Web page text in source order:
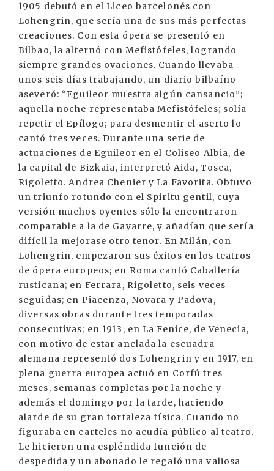
1905 debutó en el Liceo barcelonés con
Lohengrin, que sería una de sus más perfectas
creaciones. Con esta ópera se presentó en
Bilbao, la alternó con Mefistófeles, logrando
siempre grandes ovaciones. Cuando llevaba
unos seis días trabajando, un diario bilbaíno
aseveró: “Eguileor muestra algún cansancio”;
aquella noche representaba Mefistófeles; solía
repetir el Epílogo; para desmentir el aserto lo
cantó tres veces. Durante una serie de
actuaciones de Eguileor en el Coliseo Albia, de
la capital de Bizkaia, interpretó Aida, Tosca,
Rigoletto. Andrea Chenier y La Favorita. Obtuvo
un triunfo rotundo con el Spiritu gentil, cuya
versión muchos oyentes sólo la encontraron
comparable a la de Gayarre, y añadían que sería
difícil la mejorase otro tenor. En Milán, con
Lohengrin, empezaron sus éxitos en los teatros
de ópera europeos; en Roma cantó Caballería
rusticana; en Ferrara, Rigoletto, seis veces
seguidas; en Piacenza, Novara y Padova,
diversas obras durante tres temporadas
consecutivas; en 1913, en La Fenice, de Venecia,
con motivo de estar anclada la escuadra
alemana representó dos Lohengrin y en 1917, en
plena guerra europea actuó en Corfú tres
meses, semanas completas por la noche y
además el domingo por la tarde, haciendo
alarde de su gran fortaleza física. Cuando no
figuraba en carteles no acudía público al teatro.
Le hicieron una espléndida función de
despedida y un abonado le regaló una valiosa